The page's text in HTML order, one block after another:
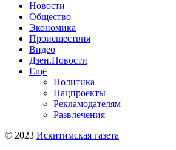
Новости
Общество
Экономика
Происшествия
Видео
Дзен.Новости
Ещё
Политика
Нацпроекты
Рекламодателям
Развлечения
© 2023 Искитимская газета